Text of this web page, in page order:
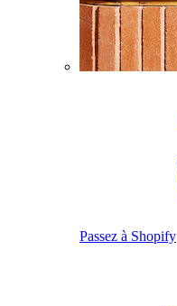
Passez à Shopify